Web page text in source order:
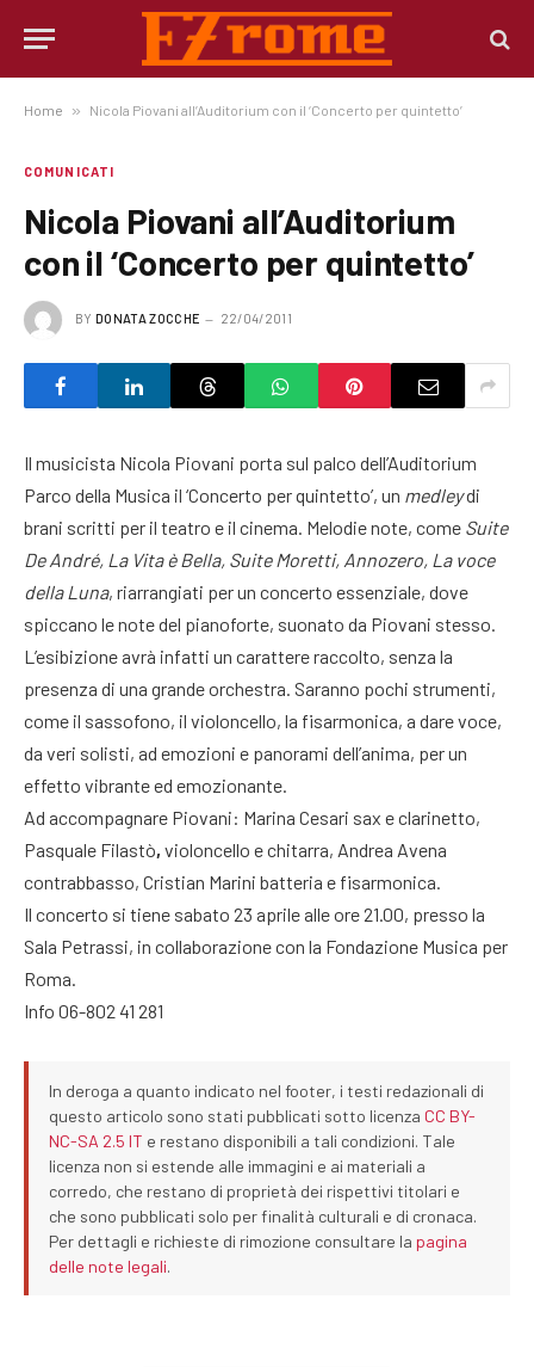
Home » Nicola Piovani all’Auditorium con il ‘Concerto per quintetto’
COMUNICATI
Nicola Piovani all’Auditorium
con il ‘Concerto per quintetto’
BY DONATA ZOCCHE 22/04/2011
Il musicista Nicola Piovani porta sul palco dell’Auditorium
Parco della Musica il ‘Concerto per quintetto’, un medleydi
brani scritti per il teatro e il cinema. Melodie note, come Suite
De André, La Vita è Bella, Suite Moretti, Annozero, La voce
della Luna, riarrangiati per un concerto essenziale, dove
spiccano le note del pianoforte, suonato da Piovani stesso.
L’esibizione avrà infatti un carattere raccolto, senza la
presenza di una grande orchestra. Saranno pochi strumenti,
come il sassofono, il violoncello, la fisarmonica, a dare voce,
da veri solisti, ad emozioni e panorami dell’anima, per un
effetto vibrante ed emozionante.
Ad accompagnare Piovani: Marina Cesari sax e clarinetto,
Pasquale Filastò, violoncello e chitarra, Andrea Avena
contrabbasso, Cristian Marini batteria e fisarmonica.
Il concerto si tiene sabato 23 aprile alle ore 21.00, presso la
Sala Petrassi, in collaborazione con la Fondazione Musica per
Roma.
Info 06-802 41 281
In deroga a quanto indicato nel footer, i testi redazionali di
questo articolo sono stati pubblicati sotto licenza CC BY-
NC-SA 2.5 IT e restano disponibili a tali condizioni. Tale
licenza non si estende alle immagini e ai materiali a
corredo, che restano di proprietà dei rispettivi titolari e
che sono pubblicati solo per finalità culturali e di cronaca.
Per dettagli e richieste di rimozione consultare la pagina
delle note legali.